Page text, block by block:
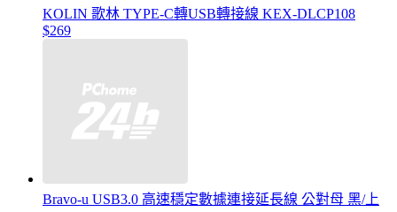
KOLIN 歌林 TYPE-C轉USB轉接線 KEX-DLCP108
$269
Bravo-u USB3.0 高速穩定數據連接延長線 公對母 黑/上